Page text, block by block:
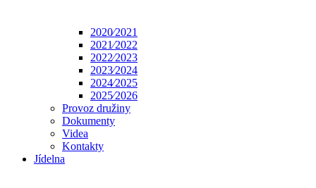
2020⁄2021
2021⁄2022
2022⁄2023
2023⁄2024
2024⁄2025
2025⁄2026
Provoz družiny
Dokumenty
Videa
Kontakty
Jídelna